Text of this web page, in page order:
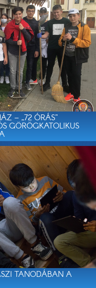
– „72 ÓRÁS”
GÖRÖGKATOLIKUS
TANODÁBAN A